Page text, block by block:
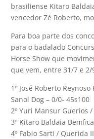
brasiliense Kitaro
vencedor Zé Roberto,
Para boa parte dos
para o badalado
Horse Show que
que vem, entre 31/7 e 2/
1º José Roberto
Sanol Dog – 0/0- 45s100
2º Yuri Mansur Guerios
3º Kitaro Baldaia
4º Fabio Sarti / Querida